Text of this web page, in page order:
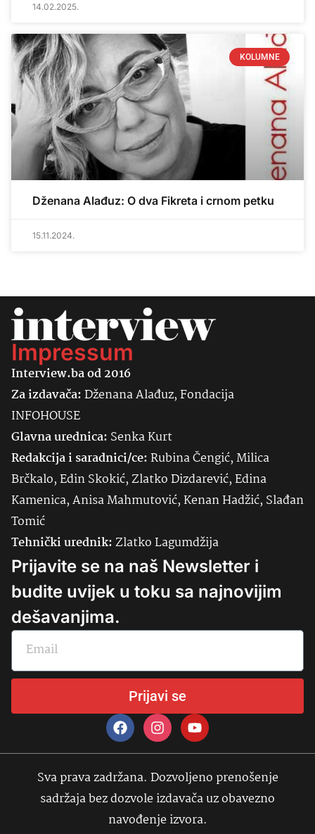
14.02.2025.
KOLUMNE
Dženana Alađuz: O dva Fikreta i crnom petku
15.11.2024.
Impressum
Interview.ba od 2016
Za izdavača:Dženana Alađuz, Fondacija
INFOHOUSE
Glavna urednica: SenkaKurt
Redakcija i saradnici/ce:Rubina Čengić, Milica
Brčkalo, Edin Skokić, Zlatko Dizdarević, Edina
Kamenica, Anisa Mahmutović, Kenan Hadžić, Slađan
Tomić
Tehnički urednik:Zlatko Lagumdžija
Prijavite se na naš Newsletter i
budite uvijek u toku sa najnovijim
dešavanjima.
Prijavi se
Sva prava zadržana. Dozvoljeno prenošenje
sadržaja bez dozvole izdavača uz obavezno
navođenje izvora.